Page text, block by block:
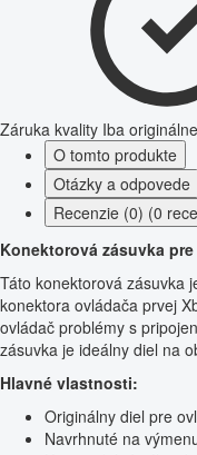
Záruka kvality Iba
O tomto produkte
Otázky a odpovede
Recenzie (0) (0
Konektorová zásuvka
Táto konektorová zásuvka
konektora ovládača prvej
ovládač problémy s
zásuvka je ideálny diel na
Hlavné vlastnosti:
Originálny diel pre
Navrhnuté na